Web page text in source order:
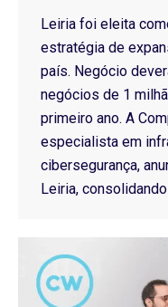
Leiria foi eleita
estratégia de
país. Negócio
negócios de 1
primeiro ano. A
especialista em
cibersegurança,
Leiria,